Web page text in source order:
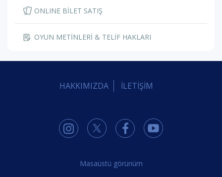
ONLINE BİLET SATIŞ
OYUN METİNLERİ & TELİF HAKLARI
HAKKIMIZDA İLETİŞİM
Masaüstü görünüm